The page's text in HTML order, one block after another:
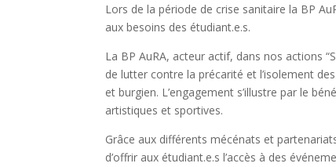
Lors de la période de crise sanitaire la BP
aux besoins des étudiant.e.s.
La BP AuRA, acteur actif, dans nos actions
de lutter contre la précarité et l’isolement
et burgien. L’engagement s’illustre par le
artistiques et sportives.
Grâce aux différents mécénats et
d’offrir aux étudiant.e.s l’accès à des